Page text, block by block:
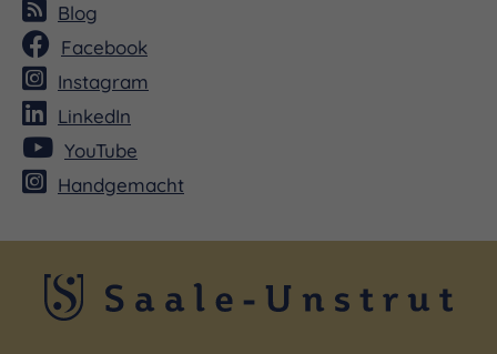
Blog
Facebook
Instagram
LinkedIn
YouTube
Handgemacht